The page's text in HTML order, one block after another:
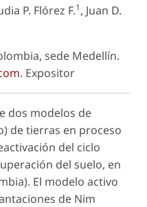
P. Flórez F.1, Juan D.
sede Medellín.
. Expositor
dos modelos de
de tierras en proceso
del ciclo
del suelo, en
El modelo activo
de Nim